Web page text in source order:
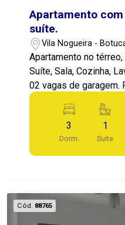
Apartamento
suíte.
Vila Nogueira -
Apartamento no
Suíte, Sala, Cozinha,
02 vagas de garagem. PORTARIA 24 HS Área de
Lazer com Piscina,
de Festas, Playground.
3
Dorm.
1
Suite
Cód. 88765